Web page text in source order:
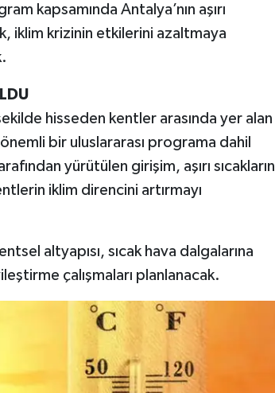
kapsamında Antalya’nın aşırı
iklim krizinin etkilerini azaltmaya
hisseden kentler arasında yer alan
bir uluslararası programa dahil
yürütülen girişim, aşırı sıcakların
iklim direncini artırmayı
altyapısı, sıcak hava dalgalarına
çalışmaları planlanacak.